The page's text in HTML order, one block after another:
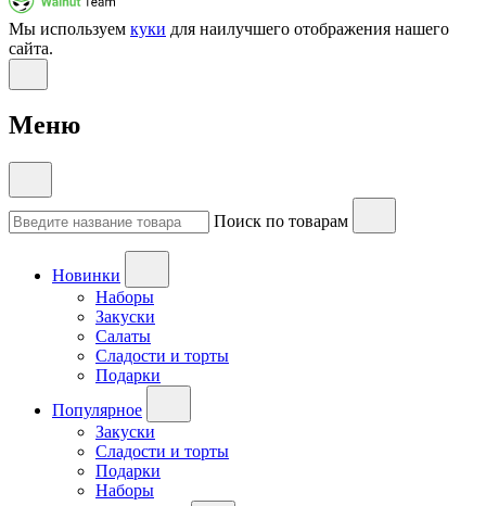
Мы используем куки для наилучшего отображения нашего
сайта.
Меню
Поиск по товарам
Новинки
Наборы
Закуски
Салаты
Сладости и торты
Подарки
Популярное
Закуски
Сладости и торты
Подарки
Наборы